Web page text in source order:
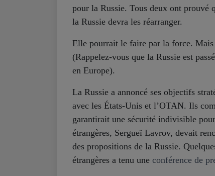
pour la Russie. Tous deux ont prouvé
la Russie devra les réarranger.
Elle pourrait le faire par la force.
(Rappelez-vous que la Russie est
en Europe).
La Russie a annoncé ses objectifs
avec les États-Unis et l’OTAN. Ils
garantirait une sécurité indivisible
étrangères, Sergueï Lavrov, devait
des propositions de la Russie.
étrangères a tenu une conférence de